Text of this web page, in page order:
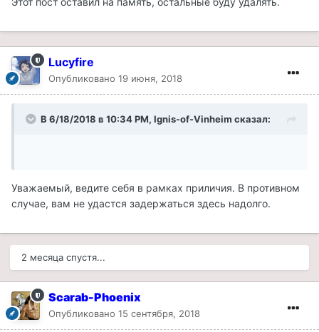
Lucyfire
Опубликовано 19 июня, 2018
В 6/18/2018 в 10:34 PM, Ignis-of-Vinheim сказал:
Уважаемый, ведите себя в рамках приличия. В противном
случае, вам не удастся задержаться здесь надолго.
2 месяца спустя...
Scarab-Phoenix
Опубликовано 15 сентября, 2018